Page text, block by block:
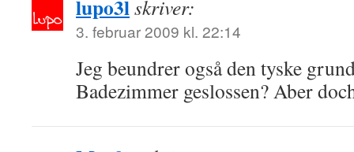
lupo3lskriver:
3. februar 2009 kl. 22:14
Jeg beundrer også den tyske
Badezimmer geslossen? Aber